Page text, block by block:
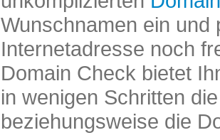
Wunschnamen ein und
Internetadresse noch
Domain Check bietet
in wenigen Schritten
beziehungsweise die